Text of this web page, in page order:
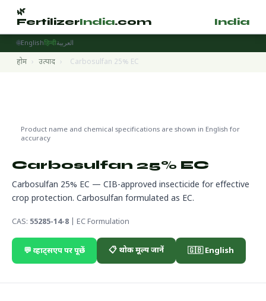
🌿
FertilizerIndia.com India
🌐Englishहिन्दीالعربية
होम › उत्पाद › Carbosulfan 25% EC
Product name and chemical specifications are shown in English for
accuracy
Carbosulfan 25% EC
Carbosulfan 25% EC — CIB-approved insecticide for effective
crop protection. Carbosulfan formulated as EC.
CAS: 55285-14-8 | EC Formulation
💬 व्हाट्सएप पर पूछें 📋 थोक मूल्य जानें 🇬🇧 English